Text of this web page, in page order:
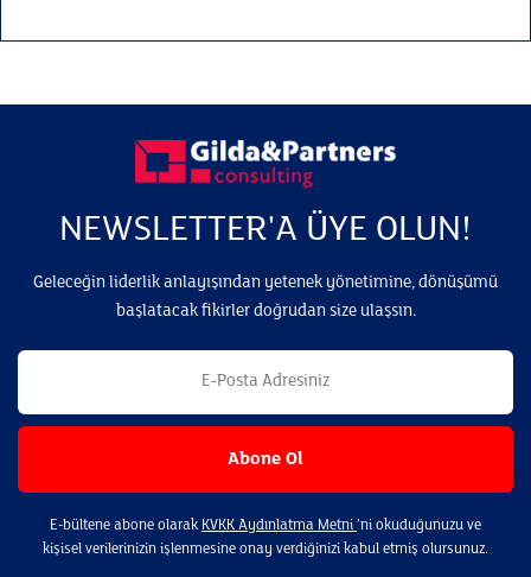
NEWSLETTER'A ÜYE OLUN!
Geleceğin liderlik anlayışından yetenek yönetimine, dönüşümü
başlatacak fikirler doğrudan size ulaşsın.
E-bültene abone olarak KVKK Aydınlatma Metni ’ni okuduğunuzu ve
kişisel verilerinizin işlenmesine onay verdiğinizi kabul etmiş olursunuz.